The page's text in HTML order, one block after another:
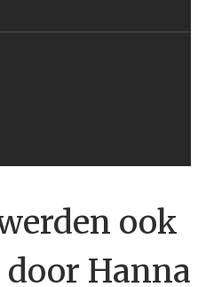
ook
door Hanna